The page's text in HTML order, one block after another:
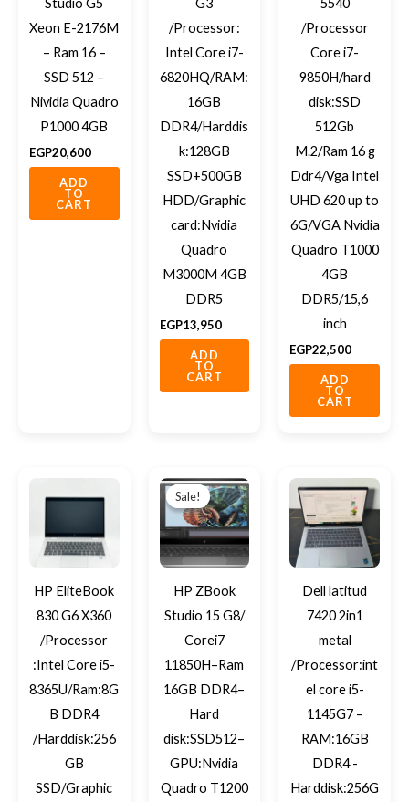
Xeon E-2176M
– Ram 16 –
SSD 512 –
Nividia Quadro
P1000 4GB
EGP20,600
ADD
TO
CART
/Processor:
Intel Core i7-
6820HQ/RAM:
16GB
DDR4/Harddis
k:128GB
SSD+500GB
HDD/Graphic
card:Nvidia
Quadro
M3000M 4GB
DDR5
EGP13,950
ADD
TO
CART
/Processor
Core i7-
9850H/hard
disk:SSD
512Gb
M.2/Ram 16 g
Ddr4/Vga Intel
UHD 620 up to
6G/VGA Nvidia
Quadro T1000
4GB
DDR5/15,6
inch
EGP22,500
ADD
TO
CART
HP EliteBook
830 G6 X360
/Processor
:Intel Core i5-
8365U/Ram:8G
B DDR4
/Harddisk:256
GB
SSD/Graphic
Sale!
Sale!
HP ZBook
Studio 15 G8/
Corei7
11850H–Ram
16GB DDR4–
Hard
disk:SSD512–
GPU:Nvidia
Quadro T1200
price
was:
EGP30,850.
price
is:
EGP29,500.
Dell latitud
7420 2in1
metal
/Processor:int
el core i5-
1145G7 –
RAM:16GB
DDR4 -
Harddisk:256G